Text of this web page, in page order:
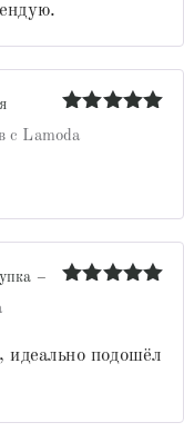
Оценка
из 5
с Lamoda
–
подошёл